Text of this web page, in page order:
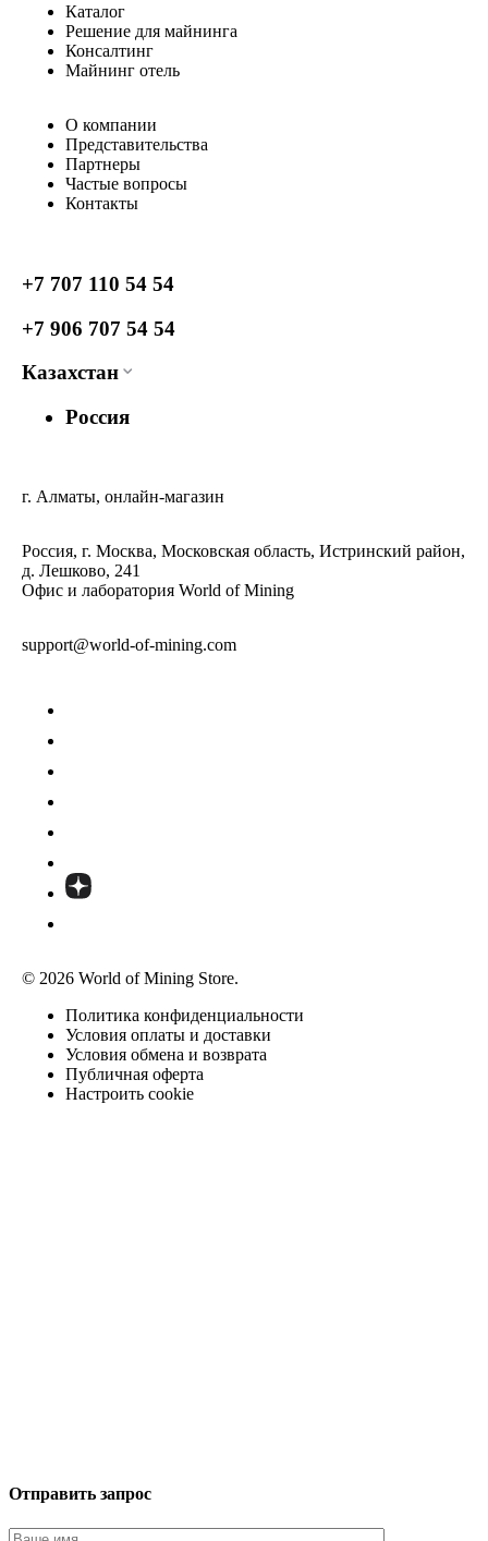
Каталог
Решение для майнинга
Консалтинг
Майнинг отель
О компании
Представительства
Партнеры
Частые вопросы
Контакты
+7 707 110 54 54
+7 906 707 54 54
Казахстан
Россия
г. Алматы, онлайн-магазин
Россия, г. Москва, Московская область, Истринский район,
д. Лешково, 241
Офис и лаборатория World of Mining
support@world-of-mining.com
© 2026 World of Mining Store.
Политика конфиденциальности
Условия оплаты и доставки
Условия обмена и возврата
Публичная оферта
Настроить cookie
Отправить запрос